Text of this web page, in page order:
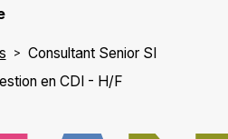
Consultant Senior SI
en CDI - H/F